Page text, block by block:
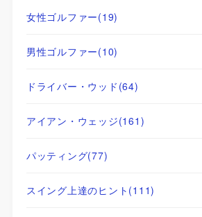
女性ゴルファー(19)
男性ゴルファー(10)
ドライバー・ウッド (64)
アイアン・ウェッジ(161)
パッティング(77)
スイング上達のヒント (111)